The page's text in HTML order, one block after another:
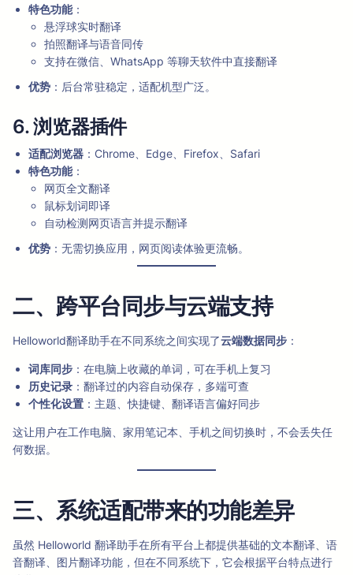
特色功能：
悬浮球实时翻译
拍照翻译与语音同传
支持在微信、WhatsApp 等聊天软件中直接翻译
优势 ：后台常驻稳定，适配机型广泛。
6. 浏览器插件
适配浏览器 ：Chrome、Edge、Firefox、Safari
特色功能：
网页全文翻译
鼠标划词即译
自动检测网页语言并提示翻译
优势 ：无需切换应用，网页阅读体验更流畅。
二、跨平台同步与云端支持
Helloworld翻译助手在不同系统之间实现了云端数据同步 ：
词库同步 ：在电脑上收藏的单词，可在手机上复习
历史记录 ：翻译过的内容自动保存，多端可查
个性化设置 ：主题、快捷键、翻译语言偏好同步
这让用户在工作电脑、家用笔记本、手机之间切换时，不会丢失任
何数据。
三、系统适配带来的功能差异
虽然 Helloworld 翻译助手在所有平台上都提供基础的文本翻译、语
音翻译、图片翻译功能，但在不同系统下，它会根据平台特点进行